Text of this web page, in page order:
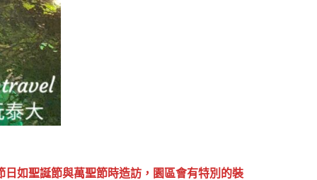
如聖誕節與萬聖節時造訪，園區會有特別的裝